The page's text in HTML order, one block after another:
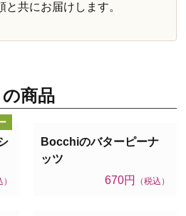
共にお届けします。
商品
Bocchiのバターピーナ
ッツ
670円
（税込）